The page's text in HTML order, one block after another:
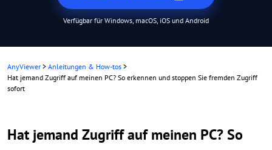
Verfügbar für Windows, macOS, iOS und Android
AnyViewer > Anleitungen & How-tos >
Hat jemand Zugriff auf meinen PC? So erkennen und stoppen Sie fremden Zugriff
sofort
Hat jemand Zugriff auf meinen PC? So